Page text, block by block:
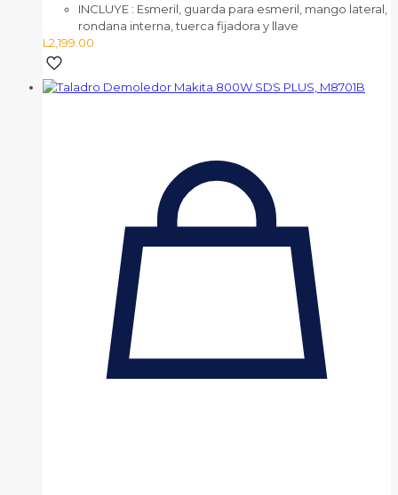
INCLUYE : Esmeril, guarda para esmeril, mango lateral,
rondana interna, tuerca fijadora y llave
L 2,199.00